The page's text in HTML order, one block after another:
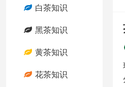
白茶知识
黑茶知识
黄茶知识
花茶知识